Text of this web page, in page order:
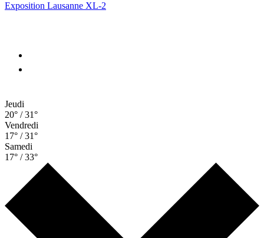
Exposition Lausanne XL-2
Jeudi
20° / 31°
Vendredi
17° / 31°
Samedi
17° / 33°